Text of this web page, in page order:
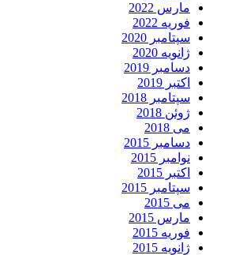
مارس 2022
فوریه 2022
سپتامبر 2020
ژانویه 2020
دسامبر 2019
اکتبر 2019
سپتامبر 2018
ژوئن 2018
می 2018
دسامبر 2015
نوامبر 2015
اکتبر 2015
سپتامبر 2015
می 2015
مارس 2015
فوریه 2015
ژانویه 2015